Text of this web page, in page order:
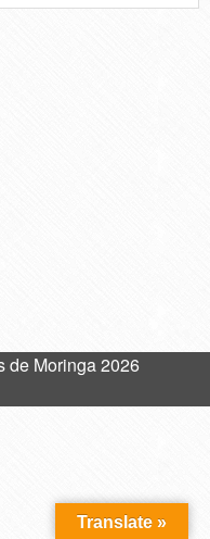
de Moringa 2026
Translate »